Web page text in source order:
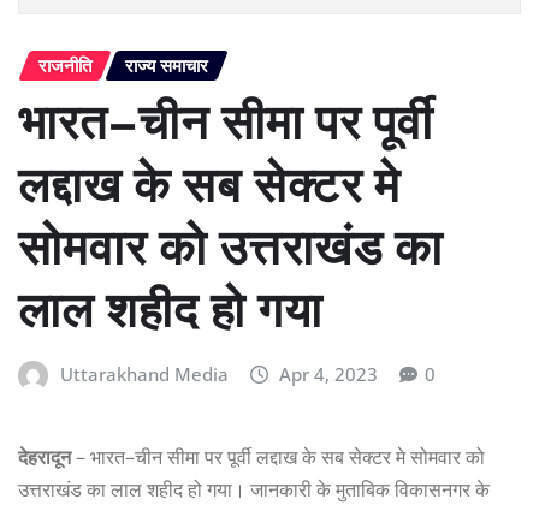
राजनीति राज्य समाचार
भारत–चीन सीमा पर पूर्वी
लद्दाख के सब सेक्टर मे
सोमवार को उत्तराखंड का
लाल शहीद हो गया
Uttarakhand Media Apr 4, 2023 0
देहरादून– भारत–चीन सीमा पर पूर्वी लद्दाख के सब सेक्टर मे सोमवार को
उत्तराखंड का लाल शहीद हो गया। जानकारी के मुताबिक विकासनगर के